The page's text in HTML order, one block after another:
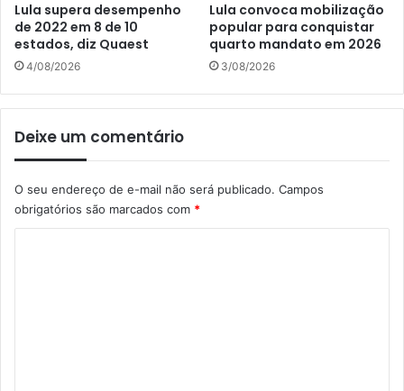
Lula supera desempenho
de 2022 em 8 de 10
estados, diz Quaest
4/08/2026
Lula convoca mobilização
popular para conquistar
quarto mandato em 2026
3/08/2026
Deixe um comentário
O seu endereço de e-mail não será publicado. Campos
obrigatórios são marcados com *